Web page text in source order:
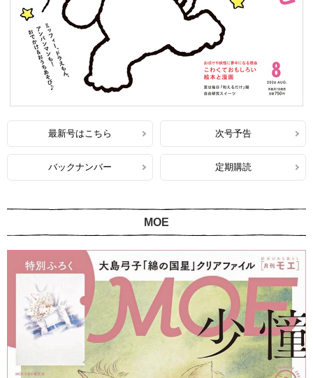
最新号はこちら 次号予告
バックナンバー 定期購読
MOE